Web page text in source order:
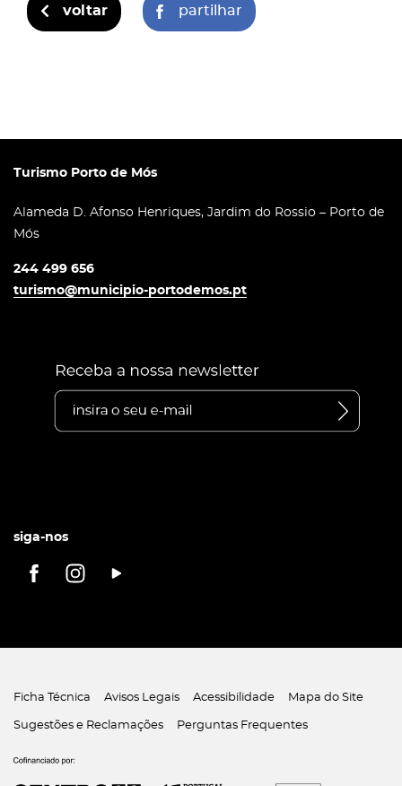
voltar partilhar
Turismo Porto de Mós
Alameda D. Afonso Henriques, Jardim do Rossio – Porto de
Mós
244 499 656
turismo@municipio-portodemos.pt
siga-nos
Ficha Técnica Avisos Legais Acessibilidade Mapa do Site
Sugestões e Reclamações Perguntas Frequentes